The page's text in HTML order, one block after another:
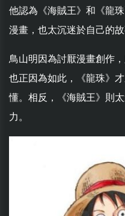
他認為《海賊王》和《龍
漫畫，也太沉迷於自己的
鳥山明因為討厭漫畫創作
也正因為如此，《龍珠》
懂。相反，《海賊王》則
力。